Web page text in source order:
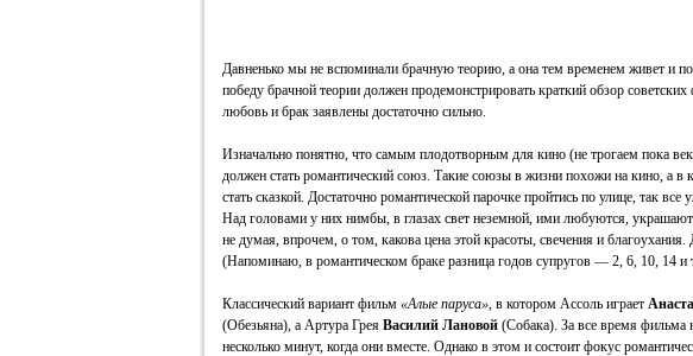
Давненько мы не вспоминали брачную теорию, а она тем временем живет и
победу брачной теории должен продемонстрировать краткий обзор
любовь и брак заявлены достаточно сильно.
Изначально понятно, что самым плодотворным для кино (не трогаем пока
должен стать романтический союз. Такие союзы в жизни похожи на кино, а в
стать сказкой. Достаточно романтической парочке пройтись по улице, так все
Над головами у них нимбы, в глазах свет неземной, ими любуются,
не думая, впрочем, о том, какова цена этой красоты, свечения и благоухания.
(Напоминаю, в романтическом браке разница годов супругов — 2, 6, 10, 14 и
Классический вариант фильм «Алые паруса», в котором Ассоль играет
(Обезьяна), а Артура Грея Василий Лановой (Собака). За все время фильма
несколько минут, когда они вместе. Однако в этом и состоит фокус